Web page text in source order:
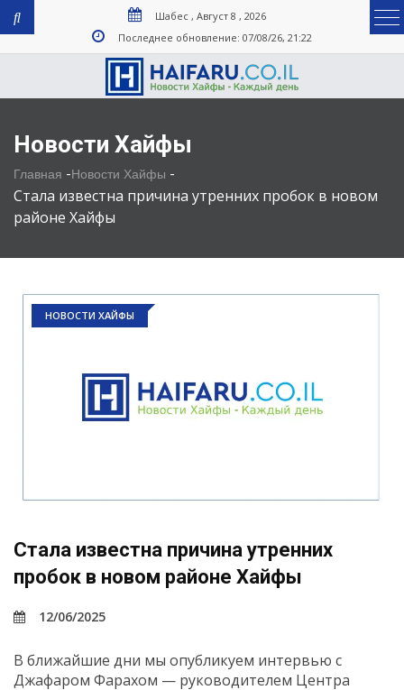
Шабес , Август 8 , 2026
Последнее обновление: 07/08/26, 21:22
Новости Хайфы
Главная -Новости Хайфы -
Стала известна причина утренних пробок в новом
районе Хайфы
НОВОСТИ ХАЙФЫ
Стала известна причина утренних
пробок в новом районе Хайфы
12/06/2025
В ближайшие дни мы опубликуем интервью с
Джафаром Фарахом — руководителем Центра